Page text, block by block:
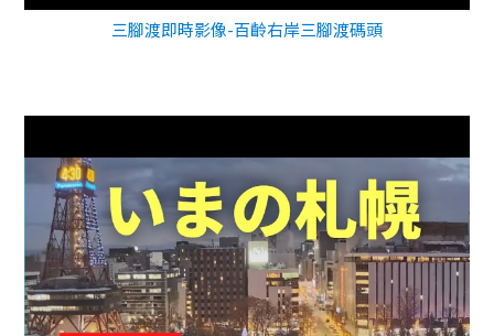
三腳渡即時影像-百齡右岸三腳渡碼頭